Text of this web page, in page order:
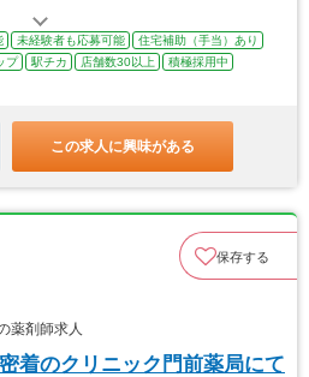
未経験者も応募可能
住宅補助（手当）あり
プ 駅チカ 店舗数30以上
積極採用中
この求人に興味がある
保存する
薬剤師求人
着のクリニック門前薬局にて